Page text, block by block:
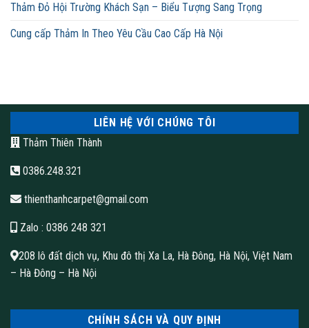
Thảm Đỏ Hội Trường Khách Sạn – Biểu Tượng Sang Trọng
Cung cấp Thảm In Theo Yêu Cầu Cao Cấp Hà Nội
LIÊN HỆ VỚI CHÚNG TÔI
Thảm Thiên Thành
0386.248.321
thienthanhcarpet@gmail.com
Zalo : 0386 248 321
208 lô đất dịch vụ, Khu đô thị Xa La, Hà Đông, Hà Nội, Việt Nam
– Hà Đông – Hà Nội
CHÍNH SÁCH VÀ QUY ĐỊNH